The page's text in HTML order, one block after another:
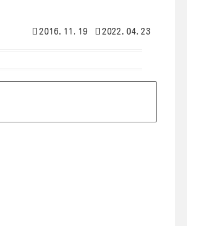
2016.11.19 2022.04.23